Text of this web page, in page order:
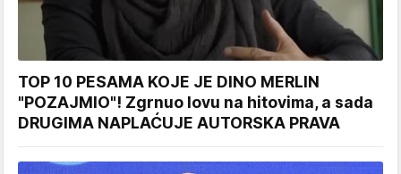
TOP 10 PESAMA KOJE JE DINO MERLIN
"POZAJMIO"! Zgrnuo lovu na hitovima, a sada
DRUGIMA NAPLAĆUJE AUTORSKA PRAVA